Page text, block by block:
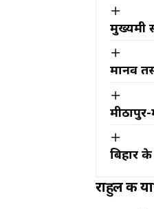
मानव
बिहार
राहुल की